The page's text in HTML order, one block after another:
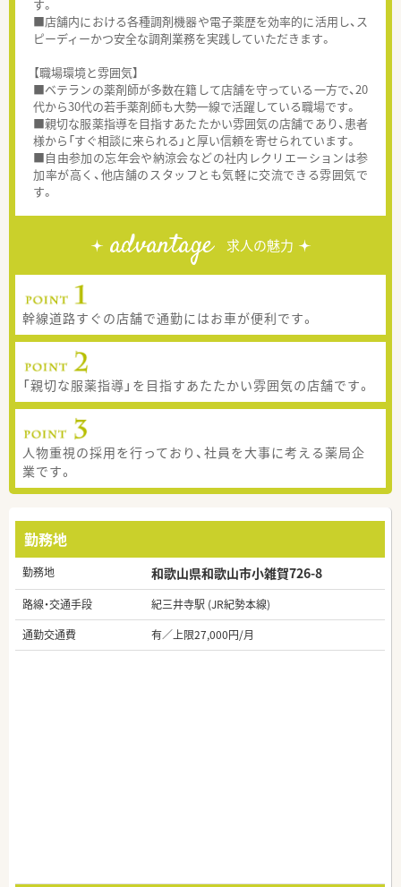
す。
■店舗内における各種調剤機器や電子薬歴を効率的に活用し、ス
ピーディーかつ安全な調剤業務を実践していただきます。
【職場環境と雰囲気】
■ベテランの薬剤師が多数在籍して店舗を守っている一方で、20
代から30代の若手薬剤師も大勢一線で活躍している職場です。
■親切な服薬指導を目指すあたたかい雰囲気の店舗であり、患者
様から「すぐ相談に来られる」と厚い信頼を寄せられています。
■自由参加の忘年会や納涼会などの社内レクリエーションは参
加率が高く、他店舗のスタッフとも気軽に交流できる雰囲気で
す。
advantage 求人の魅力
幹線道路すぐの店舗で通勤にはお車が便利です。
「親切な服薬指導」を目指すあたたかい雰囲気の店舗です。
人物重視の採用を行っており、社員を大事に考える薬局企
業です。
勤務地
勤務地 和歌山県和歌山市小雑賀726-8
路線・交通手段
紀三井寺駅 (JR紀勢本線)
通勤交通費
有／上限27,000円/月